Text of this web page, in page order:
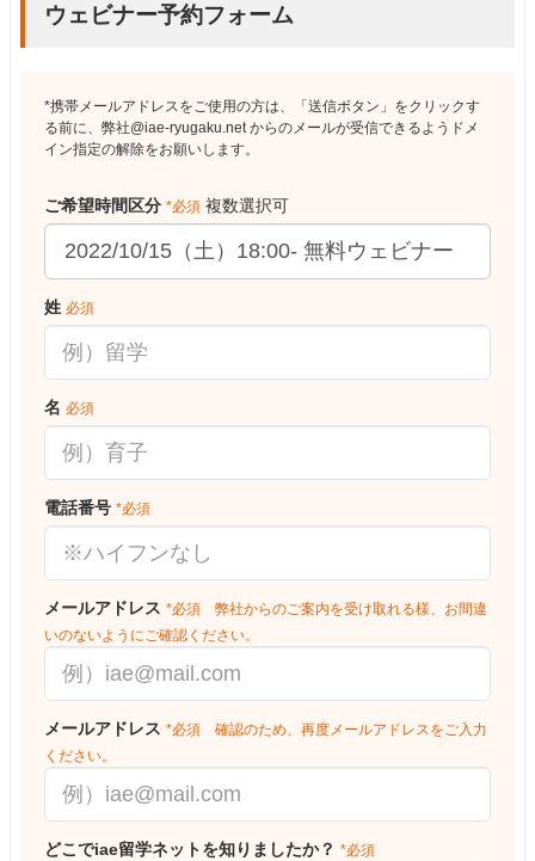
ウェビナー予約フォーム
*携帯メールアドレスをご使用の方は、「送信ボタン」をクリックす
る前に、弊社@iae-ryugaku.net からのメールが受信できるようドメ
イン指定の解除をお願いします。
ご希望時間区分 *必須 複数選択可
姓 必須
名 必須
電話番号 *必須
メールアドレス *必須 弊社からのご案内を受け取れる様、お間違
いのないようにご確認ください。
メールアドレス *必須 確認のため、再度メールアドレスをご入力
ください。
どこでiae留学ネットを知りましたか？ *必須